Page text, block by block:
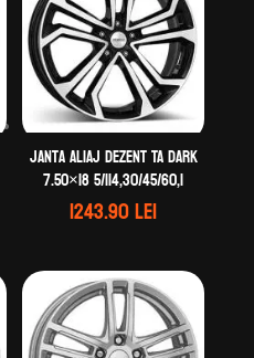
Janta aliaj DEZENT TA dark
7.50×18 5/114,30/45/60,1
1243.90lei